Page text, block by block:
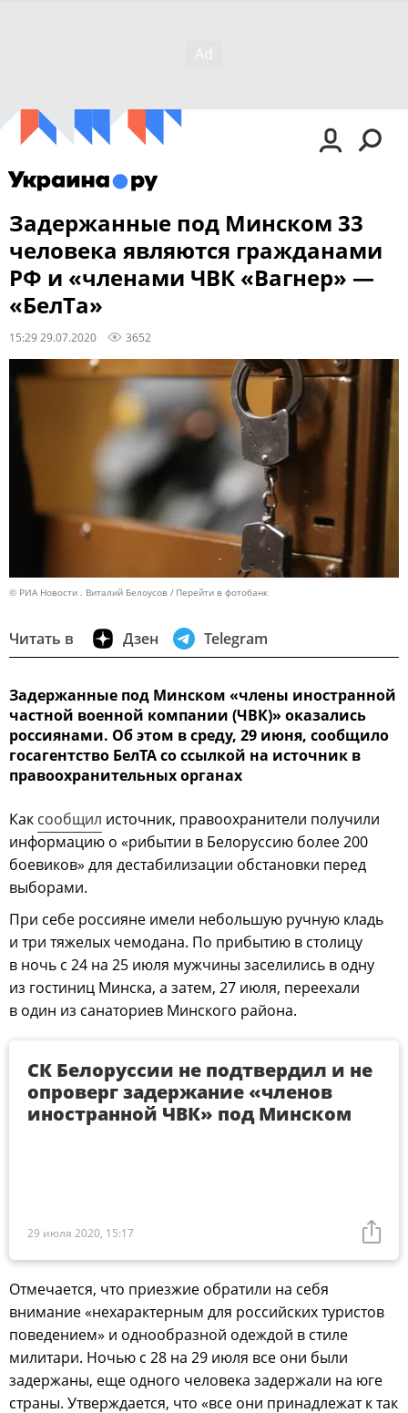
Задержанные под Минском 33
человека являются гражданами
РФ и «членами ЧВК «Вагнер» —
«БелТа»
15:29 29.07.2020 3652
© РИА Новости . Виталий Белоусов Перейти в фотобанк
Читать в Дзен Telegram
Задержанные под Минском «члены иностранной
частной военной компании (ЧВК)» оказались
россиянами. Об этом в среду, 29 июня, сообщило
госагентство БелТА со ссылкой на источник в
правоохранительных органах
Как сообщил источник, правоохранители получили
информацию о «рибытии в Белоруссию более 200
боевиков» для дестабилизации обстановки перед
выборами.
При себе россияне имели небольшую ручную кладь
и три тяжелых чемодана. По прибытию в столицу
в ночь с 24 на 25 июля мужчины заселились в одну
из гостиниц Минска, а затем, 27 июля, переехали
в один из санаториев Минского района.
29 июля 2020, 15:17
СК Белоруссии не подтвердил и не
опроверг задержание «членов
иностранной ЧВК» под Минском
Отмечается, что приезжие обратили на себя
внимание «нехарактерным для российских туристов
поведением» и однообразной одеждой в стиле
милитари. Ночью с 28 на 29 июля все они были
задержаны, еще одного человека задержали на юге
страны. Утверждается, что «все они принадлежат к так